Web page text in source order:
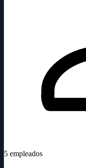
5 empleados